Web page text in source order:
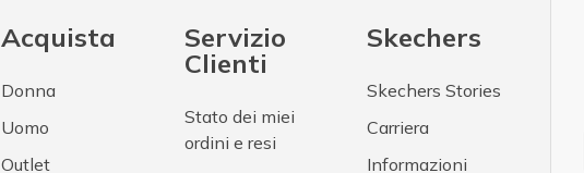
Acquista
Donna
Uomo
Outlet
Servizio
Clienti
Stato dei miei
ordini e resi
Skechers
Skechers Stories
Carriera
Informazioni